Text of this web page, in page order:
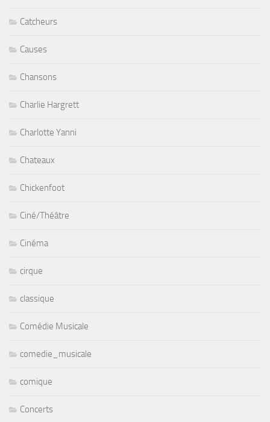
Catcheurs
Causes
Chansons
Charlie Hargrett
Charlotte Yanni
Chateaux
Chickenfoot
Ciné/Théâtre
Cinéma
cirque
classique
Comédie Musicale
comedie_musicale
comique
Concerts